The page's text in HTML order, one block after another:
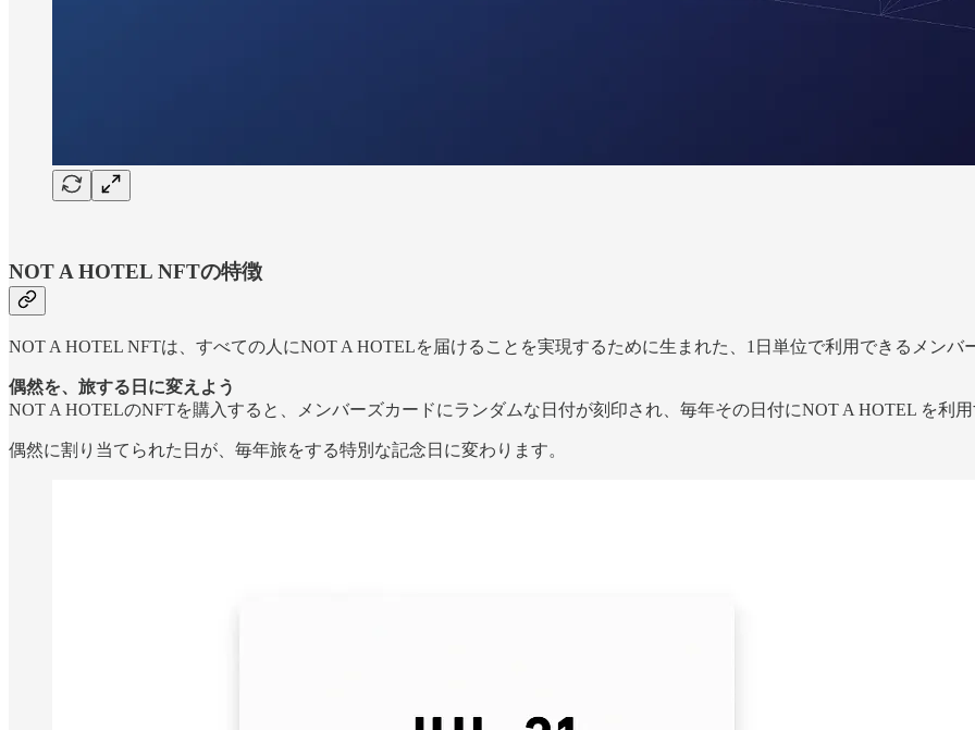
NOT A HOTEL NFTの特徴
NOT A HOTEL NFTは、すべての人にNOT A HOTELを届けることを実現するために生まれた、1日単位で利用できるメンバ
偶然を、旅する日に変えよう
NOT A HOTELのNFTを購入すると、メンバーズカードにランダムな日付が刻印され、毎年その日付にNOT A HOTEL を利
偶然に割り当てられた日が、毎年旅をする特別な記念日に変わります。